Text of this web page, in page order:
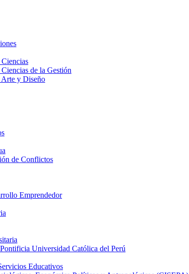
de la Gestión
Arte y Diseño
de Conflictos
Emprendedor
Universidad Católica del Perú
Educativos